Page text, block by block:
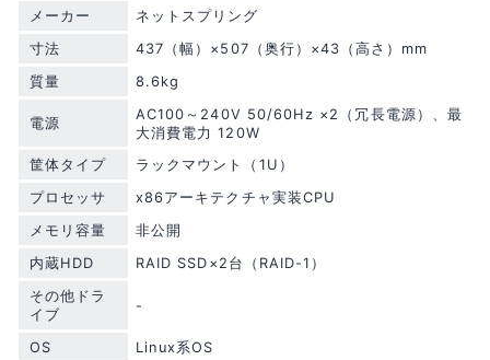
メーカー
ネットスプリング
寸法
437（幅）×507（奥行）×43（高さ）mm
質量
8.6kg
電源
AC100～240V 50/60Hz ×2（冗長電源）、最
大消費電力 120W
筐体タイプ
ラックマウント（1U）
プロセッサ
x86アーキテクチャ実装CPU
メモリ容量
非公開
内蔵HDD
RAID SSD×2台（RAID-1）
その他ドラ
イブ
-
OS
Linux系OS